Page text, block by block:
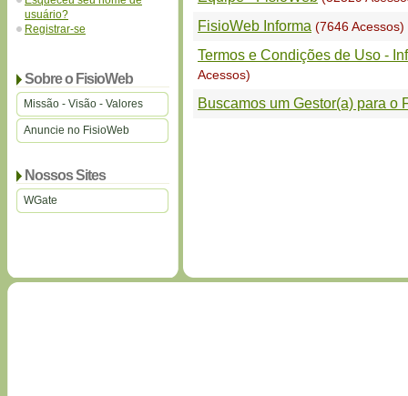
usuário?
Registrar-se
Sobre o FisioWeb
Missão - Visão - Valores
Anuncie no FisioWeb
Nossos Sites
WGate
FisioWeb Informa (7646 Acessos)
Termos e Condições de Uso -
Acessos)
Buscamos um Gestor(a) para o